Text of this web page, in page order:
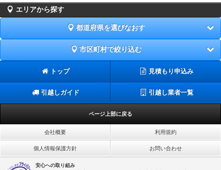
エリアから探す
都道府県を選びなおす
市区町村で絞り込む
トップ 見積もり申込み
引越しガイド 引越し業者一覧
ページ上部に戻る
会社概要 利用規約
個人情報保護方針 お問い合わせ
安心への取り組み